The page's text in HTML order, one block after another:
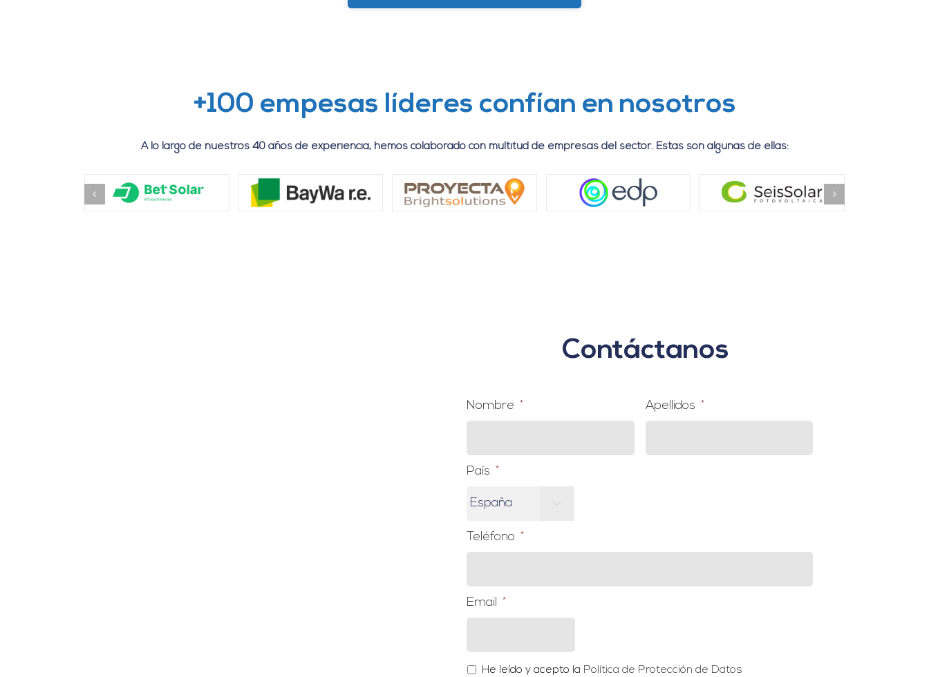
+100 empesas líderes confían en nosotros
A lo largo de nuestros 40 años de experiencia, hemos colaborado con multitud de empresas del sector. Estas son algunas de ellas:
Contáctanos
Nombre * Apellidos *
País *
Teléfono *
Email *
* He leído y acepto la Política de Protección de Datos